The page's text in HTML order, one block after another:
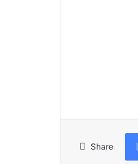
Share